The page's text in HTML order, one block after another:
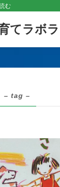
む
てラボ
– tag –